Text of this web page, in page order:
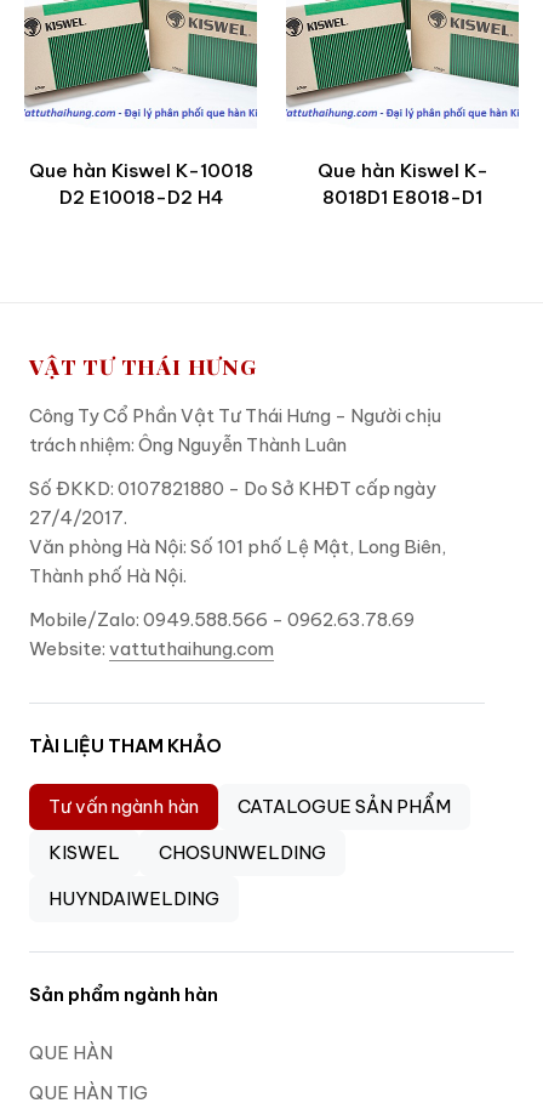
Que hàn Kiswel K-10018
D2 E10018-D2 H4
Que hàn Kiswel K-
8018D1 E8018-D1
VẬT TƯ THÁI HƯNG
Công Ty Cổ Phần Vật Tư Thái Hưng - Người chịu
trách nhiệm: Ông Nguyễn Thành Luân
Số ĐKKD: 0107821880 - Do Sở KHĐT cấp ngày
27/4/2017.
Văn phòng Hà Nội: Số 101 phố Lệ Mật, Long Biên,
Thành phố Hà Nội.
Mobile/Zalo: 0949.588.566 - 0962.63.78.69
Website: vattuthaihung.com
TÀI LIỆU THAM KHẢO
Tư vấn ngành hàn
CATALOGUE SẢN PHẨM
KISWEL
CHOSUNWELDING
HUYNDAIWELDING
Sản phẩm ngành hàn
QUE HÀN
QUE HÀN TIG